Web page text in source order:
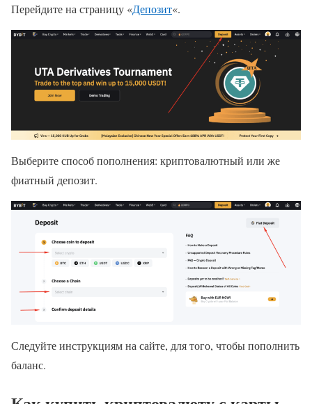
Перейдите на страницу «Депозит«.
Выберите способ пополнения: криптовалютный или же
фиатный депозит.
Следуйте инструкциям на сайте, для того, чтобы пополнить
баланс.